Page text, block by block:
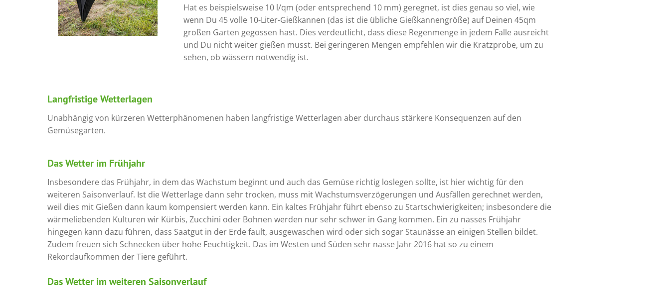
Hat es beispielsweise 10 l/qm (oder entsprechend 10 mm) geregnet, ist dies genau so viel, wie
wenn Du 45 volle 10-Liter-Gießkannen (das ist die übliche Gießkannengröße) auf Deinen 45qm
großen Garten gegossen hast. Dies verdeutlicht, dass diese Regenmenge in jedem Falle ausreicht
und Du nicht weiter gießen musst. Bei geringeren Mengen empfehlen wir die Kratzprobe, um zu
sehen, ob wässern notwendig ist.
Langfristige Wetterlagen
Unabhängig von kürzeren Wetterphänomenen haben langfristige Wetterlagen aber durchaus stärkere Konsequenzen auf den
Gemüsegarten.
Das Wetter im Frühjahr
Insbesondere das Frühjahr, in dem das Wachstum beginnt und auch das Gemüse richtig loslegen sollte, ist hier wichtig für den
weiteren Saisonverlauf. Ist die Wetterlage dann sehr trocken, muss mit Wachstumsverzögerungen und Ausfällen gerechnet werden,
weil dies mit Gießen dann kaum kompensiert werden kann. Ein kaltes Frühjahr führt ebenso zu Startschwierigkeiten; insbesondere die
wärmeliebenden Kulturen wir Kürbis, Zucchini oder Bohnen werden nur sehr schwer in Gang kommen. Ein zu nasses Frühjahr
hingegen kann dazu führen, dass Saatgut in der Erde fault, ausgewaschen wird oder sich sogar Staunässe an einigen Stellen bildet.
Zudem freuen sich Schnecken über hohe Feuchtigkeit. Das im Westen und Süden sehr nasse Jahr 2016 hat so zu einem
Rekordaufkommen der Tiere geführt.
Das Wetter im weiteren Saisonverlauf